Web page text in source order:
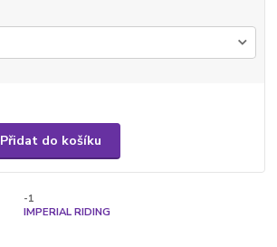
Přidat do košíku
-1
IMPERIAL RIDING